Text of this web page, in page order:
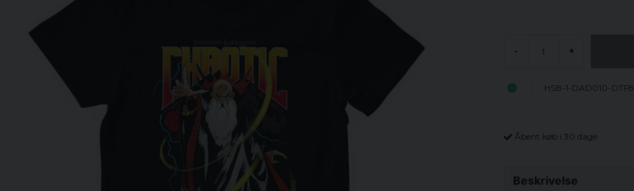
- +
HSB-1-DAD010-
Åbent køb i 30 dage
Beskrivelse